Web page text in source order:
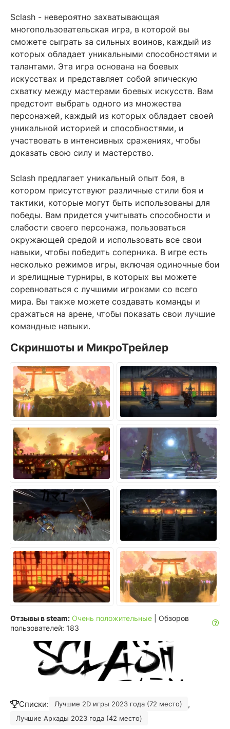
Sclash - невероятно захватывающая
многопользовательская игра, в которой вы
сможете сыграть за сильных воинов, каждый из
которых обладает уникальными способностями и
талантами. Эта игра основана на боевых
искусствах и представляет собой эпическую
схватку между мастерами боевых искусств. Вам
предстоит выбрать одного из множества
персонажей, каждый из которых обладает своей
уникальной историей и способностями, и
участвовать в интенсивных сражениях, чтобы
доказать свою силу и мастерство.
Sclash предлагает уникальный опыт боя, в
котором присутствуют различные стили боя и
тактики, которые могут быть использованы для
победы. Вам придется учитывать способности и
слабости своего персонажа, пользоваться
окружающей средой и использовать все свои
навыки, чтобы победить соперника. В игре есть
несколько режимов игры, включая одиночные бои
и зрелищные турниры, в которых вы можете
соревноваться с лучшими игроками со всего
мира. Вы также можете создавать команды и
сражаться на арене, чтобы показать свои лучшие
командные навыки.
Скриншоты и МикроТрейлер
Отзывы в steam: Очень положительные
| Обзоров
пользователей: 183
Списки: Лучшие 2D игры 2023 года (72 место) ,
Лучшие Аркады 2023 года (42 место)